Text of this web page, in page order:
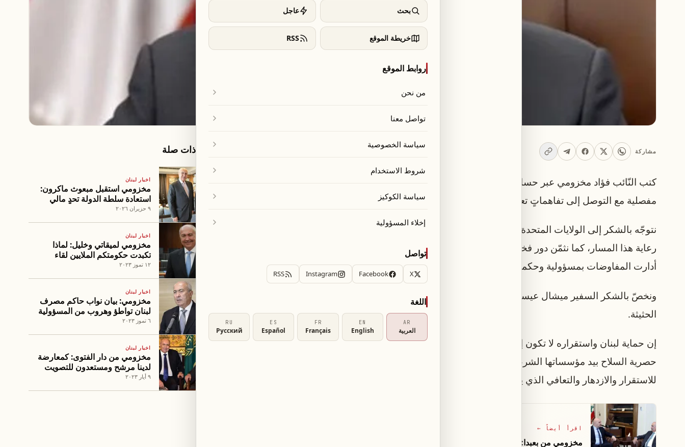
مشاركة
كتب النّائب فؤاد مخزومي عبر حسابه على منصّة "إكس": "سجّل لبنان اليوم محطة وطنية وتاريخية
مفصلية مع التوصل إلى تفاهماتٍ تعزّز الاستقرار وترسّخ سيادة الدولة اللبنانية.
نتوجّه بالشكر إلى الولايات المتحدة الأميركية والرئيس دونالد ترامب والإدارة الأميركية على جهودهم في
رعاية هذا المسار، كما نثمّن دور فخامة رئيس الجمهورية والحكومة اللبنانية والمؤسسات الرسمية التي
أدارت المفاوضات بمسؤولية وحكمة.
ونخصّ بالشكر السفير ميشال عيسى والسفيرة ندى معوض على جهودهما الدبلوماسية ومتابعتهما
الحثيثة.
إن حماية لبنان واستقراره لا تكون إلا من خلال دولة قوية تحتكر وحدها قرار السلم والحرب وتكرّس
حصرية السلاح بيد مؤسساتها الشرعية. وإن التقدّم نحو سلام شامل بين لبنان وإسرائيل يفتح آفاقاً جديدة
للاستقرار والازدهار والتعافي الذي يستحقها اللبنانيون".
اقرأ أيضاً ←
مخزومي من بعبدا: فرصة تاريخية امام لبنان لاستعادة سيادته
مقالات ذات صلة
اخبار لبنان
مخزومي استقبل مبعوث ماكرون:
استعادة سلطة الدولة تحدٍ مالي
٩ حزيران ٢٠٢٦
اخبار لبنان
مخزومي لميقاتي وخليل: لماذا
تكبدت حكومتكم الملايين لقاء
تقرير لن يساهم في كشف
١٢ تموز ٢٠٢٣
اخبار لبنان
مخزومي: بيان نواب حاكم مصرف
لبنان تواطؤ وهروب من المسؤولية
٦ تموز ٢٠٢٣
اخبار لبنان
مخزومي من دار الفتوى: كمعارضة
لدينا مرشح ومستعدون للتصويت
له في أي وقت
٩ أيار ٢٠٢٣
بحث عاجل
خريطة الموقع RSS
روابط الموقع
من نحن
تواصل معنا
سياسة الخصوصية
شروط الاستخدام
سياسة الكوكيز
إخلاء المسؤولية
تواصل
X
Facebook
Instagram
RSS
اللغة
AR
العربية
EN
English
FR
Français
ES
Español
RU
Русский